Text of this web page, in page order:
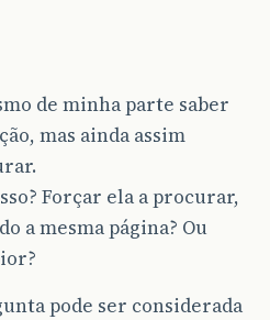
de minha parte saber
mas ainda assim
Forçar ela a procurar,
a mesma página? Ou
pode ser considerada